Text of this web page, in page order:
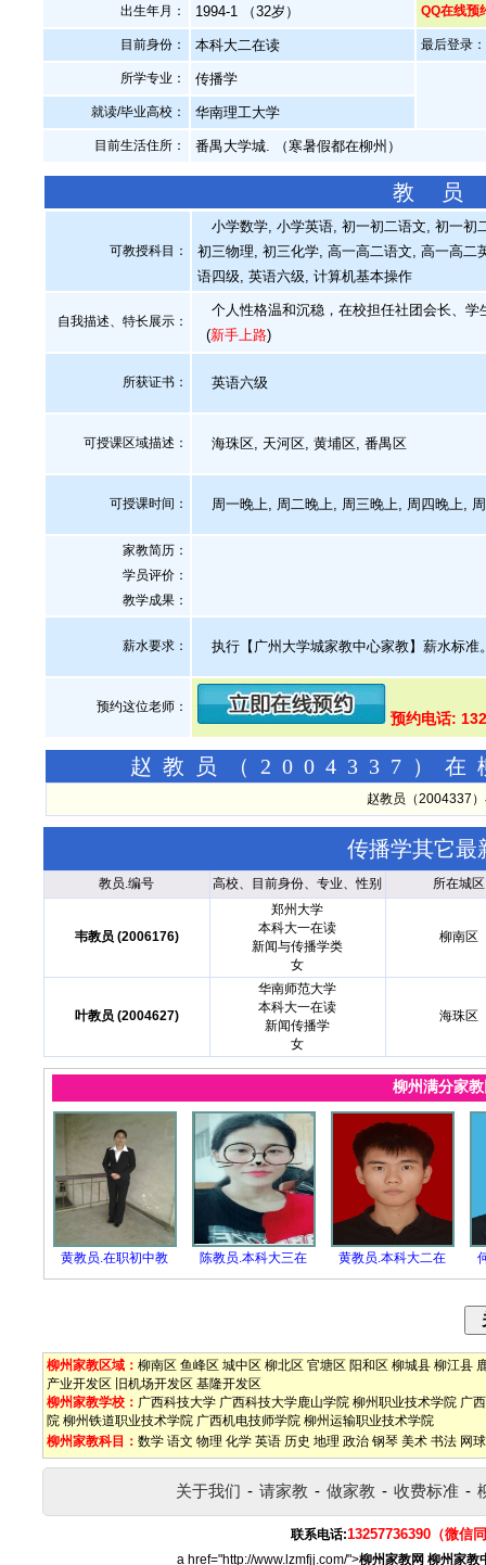
出生年月： 1994-1 （32岁） QQ在线预
目前身份： 本科大二在读 最后登录
所学专业： 传播学
就读/毕业高校： 华南理工大学
目前生活住所： 番禺大学城. （寒暑假都在柳州）
教 员
可教授科目：
小学数学, 小学英语, 初一初二语文, 初一初
初三物理, 初三化学, 高一高二语文, 高一高
语四级, 英语六级, 计算机基本操作
自我描述、特长展示 ：
个人性格温和沉稳，在校担任社团会长、学
(新手上路)
所获证书 ： 英语六级
可授课区域描述： 海珠区, 天河区, 黄埔区, 番禺区
可授课时间： 周一晚上, 周二晚上, 周三晚上, 周四晚上,
家教简历：
学员评价：
教学成果：
薪水要求： 执行【广州大学城家教中心家教】薪水标准
预约这位老师：
预约电话:
赵教员（2004337）在
赵教员（2004337
传播学其它最
教员.编号 高校、目前身份、专业、性别 所在城区
韦教员 (2006176)
郑州大学
本科大一在读
新闻与传播学类
女
柳南区
叶教员 (2004627)
华南师范大学
本科大一在读
新闻传播学
女
海珠区
柳州满分家
黄教员.在职初中教 陈教员.本科大三在 黄教员.本科大二在
柳州家教区域： 柳南区 鱼峰区 城中区 柳北区 官塘区 阳和区 柳城县 柳江县
产业开发区
旧机场开发区 基隆开发区
柳州家教学校： 广西科技大学 广西科技大学鹿山学院 柳州职业技术学院 广
院 柳州铁道职业技术学院 广西机电技师学院 柳州运输职业技术学院
柳州家教科目： 数学 语文 物理 化学 英语 历史 地理 政治 钢琴 美术 书法 网球
关于我们 - 请家教 - 做家教 - 收费标准 -
联系电话:13257736390（微信
a href="http://www.lzmfjj.com/">柳州家教网 柳州家教